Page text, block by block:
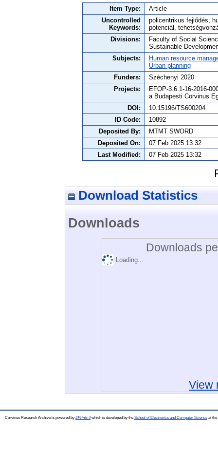
Item Type:
Article
Uncontrolled
Keywords:
policentrikus fejlődés,
potenciál,
Divisions:
Faculty of Social
Sustainable
Subjects:
Human resource
Urban planning
Funders:
Széchenyi 2020
Projects:
EFOP-3.6.1-16-2016-
a Budapesti Corvinus
DOI:
10.15196/TS600204
ID Code:
10892
Deposited By:
MTMT SWORD
Deposited On:
07 Feb 2025 13:32
Last Modified:
07 Feb 2025 13:32
Download Statistics
Downloads
Downloads
Loading...
View
Corvinus Research Archive is powered by EPrints 3which is developed by the School of Electronics and Computer Science at